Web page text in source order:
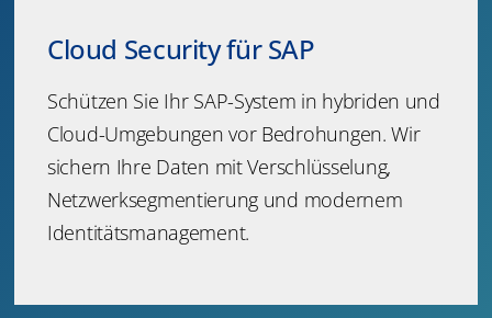
Cloud Security für SAP
Schützen Sie Ihr SAP-System in hybriden und
Cloud-Umgebungen vor Bedrohungen. Wir
sichern Ihre Daten mit Verschlüsselung,
Netzwerksegmentierung und modernem
Identitätsmanagement.